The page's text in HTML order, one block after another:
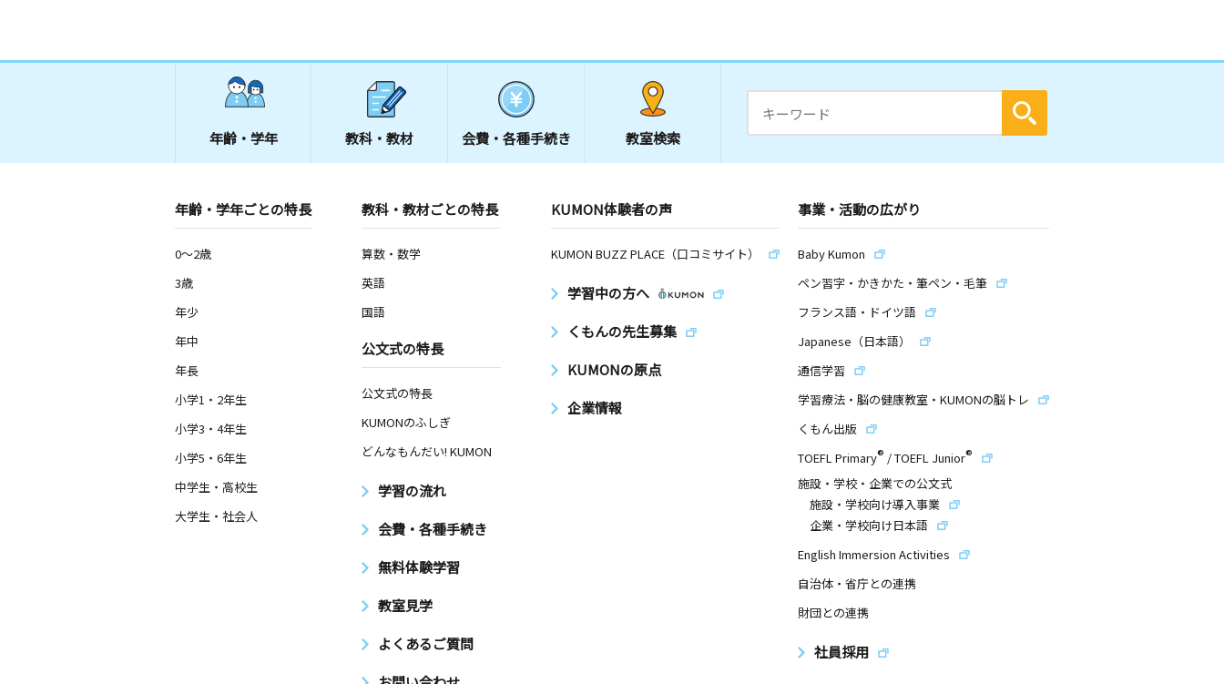
年齢・学年 教科・教材 会費・ 各種手続き 教室検索
年齢・学年ごとの特長
0～2歳
3歳
年少
年中
年長
小学1・2年生
小学3・4年生
小学5・6年生
中学生・高校生
大学生・社会人
教科・教材ごとの特長
算数・数学
英語
国語
公文式の特長
公文式の特長
KUMONのふしぎ
どんなもんだい! KUMON
学習の流れ
会費・各種手続き
無料体験学習
教室見学
よくあるご質問
KUMON体験者の声
KUMON BUZZ PLACE（口コミサイト）
学習中の方へ
くもんの先生募集
KUMONの原点
企業情報
事業・活動の広がり
Baby Kumon
ペン習字・かきかた・筆ペン・毛筆
フランス語・ドイツ語
Japanese（日本語）
通信学習
学習療法・脳の健康教室・KUMONの脳トレ
くもん出版
TOEFL Primary® /TOEFL Junior®
施設・学校・企業での公文式
施設・学校向け導入事業
企業・学校向け日本語
English Immersion Activities
自治体・省庁との連携
財団との連携
社員採用